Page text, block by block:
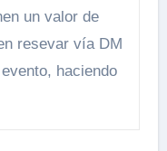
un valor de
resevar vía DM
haciendo